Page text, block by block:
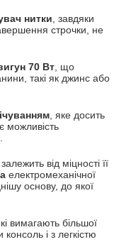
нитки , завдяки
строчки, не
70 Вт , що
такі як джинс або
, яке досить
можливість
від міцності її
електромеханічної
основу, до якої
вимагають більшої
і з легкістю